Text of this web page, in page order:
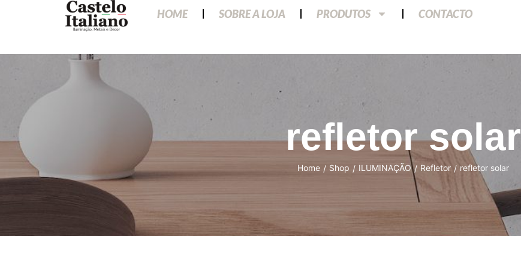
HOME SOBRE A LOJA PRODUTOS CONTACTO
refletor solar
Home / Shop / ILUMINAÇÃO / Refletor / refletor solar